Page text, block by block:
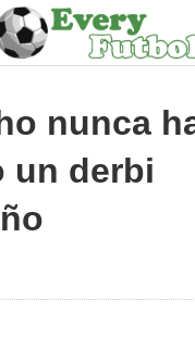
nunca
un derbi